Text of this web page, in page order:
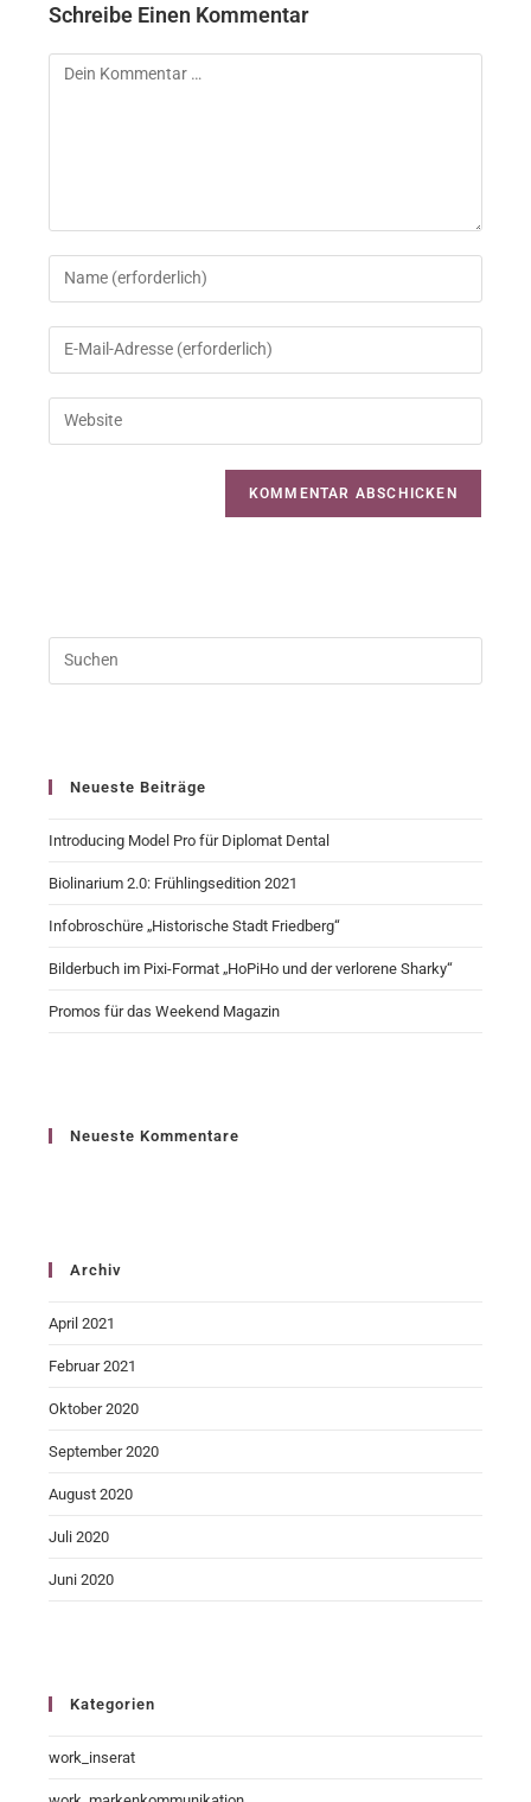
Schreibe Einen Kommentar
Neueste Beiträge
Introducing Model Pro für Diplomat Dental
Biolinarium 2.0: Frühlingsedition 2021
Infobroschüre „Historische Stadt Friedberg“
Bilderbuch im Pixi-Format „HoPiHo und der verlorene Sharky“
Promos für das Weekend Magazin
Neueste Kommentare
Archiv
April 2021
Februar 2021
Oktober 2020
September 2020
August 2020
Juli 2020
Juni 2020
Kategorien
work_inserat